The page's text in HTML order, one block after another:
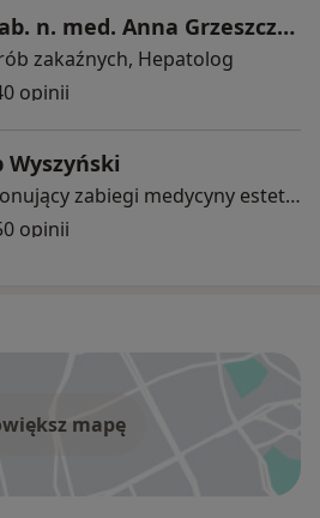
prof. dr hab. n. med. Anna Grzeszczuk
zakaźnych, Hepatolog
opinii
Wyszyński
Lekarz wykonujący zabiegi medycyny estetycznej, W trakcie specjalizacji (Lekarz rodzinny)
opinii
mapę